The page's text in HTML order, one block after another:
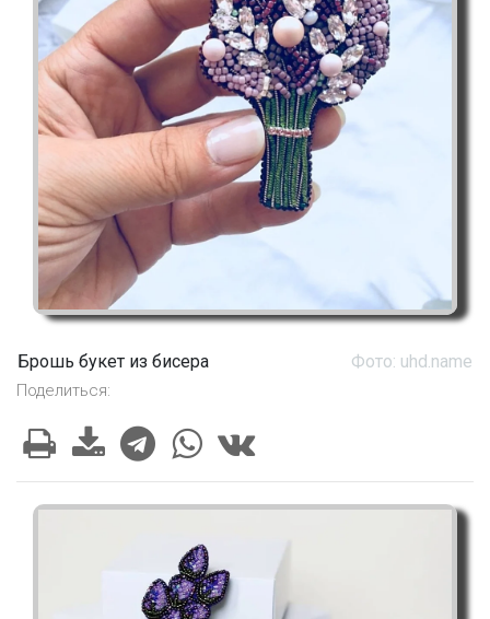
Брошь букет из бисера Фото: uhd.name
Поделиться: